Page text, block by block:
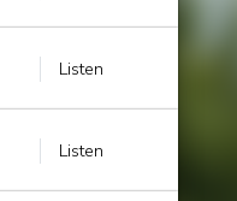
Listen
Listen